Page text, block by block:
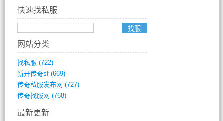
快速找私服
网站分类
找私服 (722)
新开传奇sf(669)
传奇私服发布网 (727)
传奇找服网 (768)
最新更新